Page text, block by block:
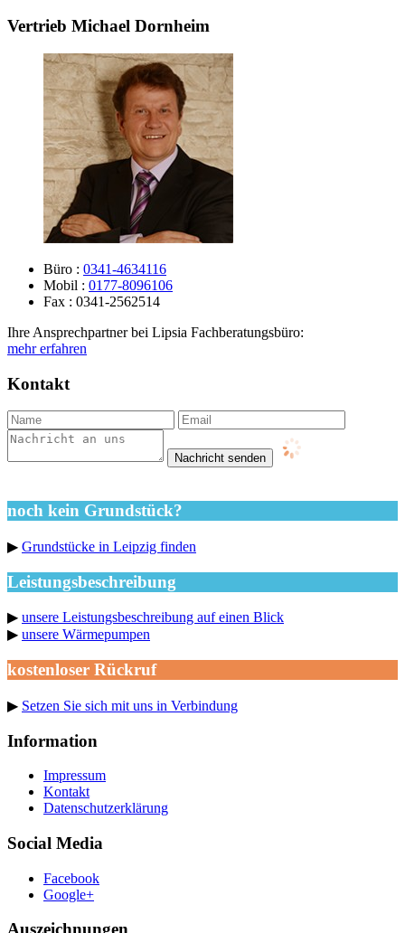
Vertrieb Michael Dornheim
Büro : 0341-4634116
Mobil : 0177-8096106
Fax : 0341-2562514
Ihre Ansprechpartner bei Lipsia Fachberatungsbüro:
mehr erfahren
Kontakt
noch kein Grundstück?
▶ Grundstücke in Leipzig finden
Leistungsbeschreibung
▶ unsere Leistungsbeschreibung auf einen Blick
▶ unsere Wärmepumpen
kostenloser Rückruf
▶ Setzen Sie sich mit uns in Verbindung
Information
Impressum
Kontakt
Datenschutzerklärung
Social Media
Facebook
Google+